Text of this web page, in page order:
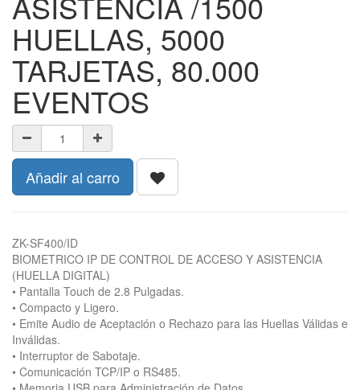
HUELLAS, 5000
TARJETAS, 80.000
EVENTOS
Añadir al carro
ZK-SF400/ID
BIOMETRICO IP DE CONTROL DE ACCESO Y ASISTENCIA
(HUELLA DIGITAL)
• Pantalla Touch de 2.8 Pulgadas.
• Compacto y Ligero.
• Emite Audio de Aceptación o Rechazo para las Huellas Válidas e
Inválidas.
• Interruptor de Sabotaje.
• Comunicación TCP/IP o RS485.